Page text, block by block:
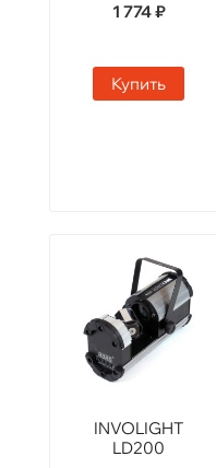
1 774 ₽
Купить
INVOLIGHT
LD200